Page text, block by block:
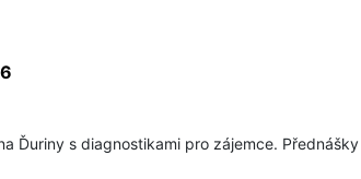
Ďuriny s diagnostikami pro zájemce.